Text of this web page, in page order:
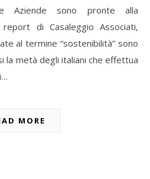
Aziende sono pronte alla
report di Casaleggio Associati,
al termine “sostenibilità” sono
la metà degli italiani che effettua
MORE